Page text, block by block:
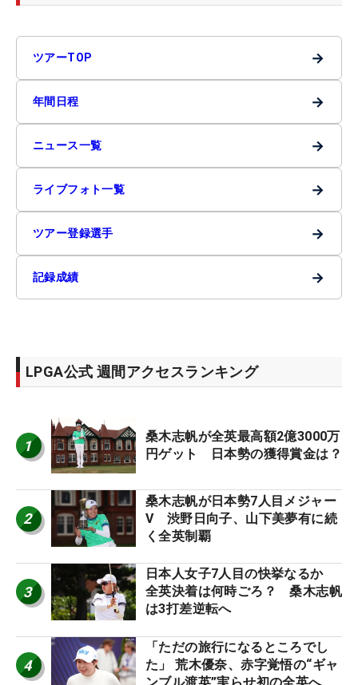
ツアーTOP →
年間日程 →
ニュース一覧 →
ライブフォト一覧 →
ツアー登録選手 →
記録成績 →
LPGA公式 週間アクセスランキング
1
桑木志帆が全英最高額2億3000万
円ゲット 日本勢の獲得賞金は？
2
桑木志帆が日本勢7人目メジャー
V 渋野日向子、山下美夢有に続
く全英制覇
3
日本人女子7人目の快挙なるか
全英決着は何時ごろ？ 桑木志帆
は3打差逆転へ
4
「ただの旅行になるところでし
た」 荒木優奈、赤字覚悟の“ギャ